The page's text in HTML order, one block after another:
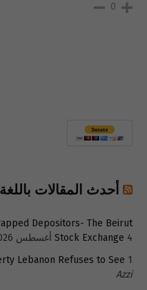
0
أحدث المقالات باللغة
Depositors- The Beirut
Stock Exchange 4 أغسطس 2026
Lebanon Refuses to See 1 أغسطس 2026
Azzi